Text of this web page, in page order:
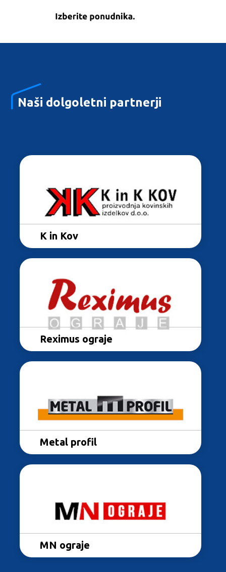
Naši dolgoletni partnerji
MN ograje
K in Kov
Reximus ograje
Metal profil
K in Kov
Reximus ograje
Metal profil
MN ograje